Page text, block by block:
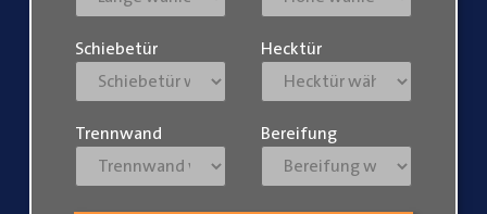
Schiebetür Hecktür
Trennwand Bereifung